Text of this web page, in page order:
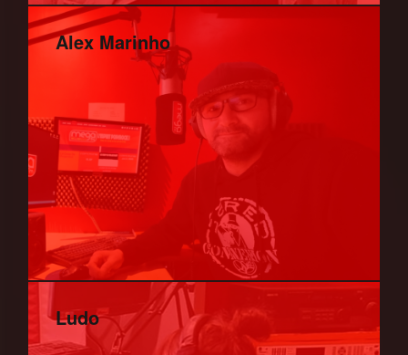
Alex Marinho
Ludo